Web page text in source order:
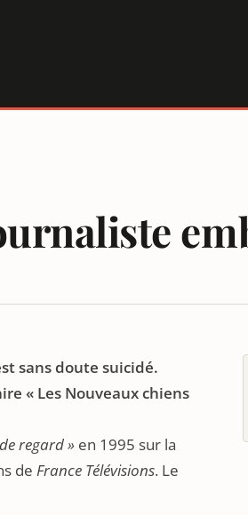
sans doute suicidé.
« Les Nouveaux chiens
regard » en 1995 sur la
de France Télévisions. Le